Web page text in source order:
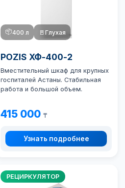
📦400 л 🚪Глухая
POZIS ХФ-400-2
Вместительный шкаф для крупных
госпиталей Астаны. Стабильная
работа и большой объем.
415 000₸
Узнать подробнее
РЕЦИРКУЛЯТОР